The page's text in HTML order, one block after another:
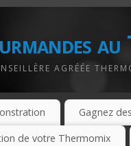
AGRÉÉE
Gagnez
de votre Thermomix